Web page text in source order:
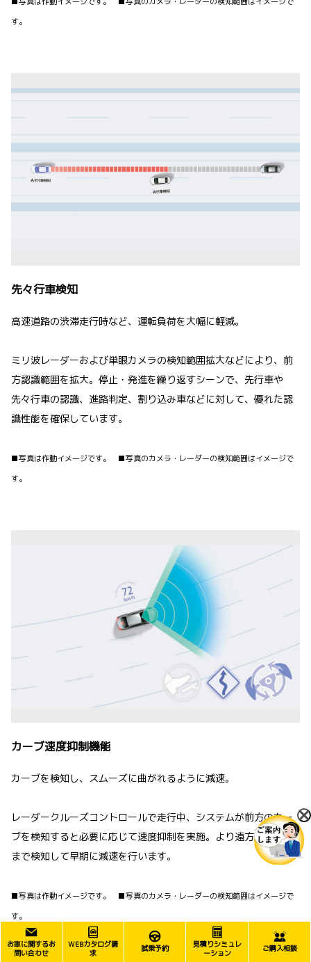
す。
先々行車検知
高速道路の渋滞走行時など、運転負荷を大幅に軽減。
ミリ波レーダーおよび単眼カメラの検知範囲拡大などにより、前
方認識範囲を拡大。停止・発進を繰り返すシーンで、先行車や
先々行車の認識、進路判定、割り込み車などに対して、優れた認
識性能を確保しています。
■写真は作動イメージです。 ■写真のカメラ・レーダーの検知範囲はイメージで
す。
カーブ速度抑制機能
カーブを検知し、スムーズに曲がれるように減速。
レーダークルーズコントロールで走行中、システムが前方のカー
ブを検知すると必要に応じて速度抑制を実施。より遠方のカーブ
まで検知して早期に減速を行います。
■写真は作動イメージです。 ■写真のカメラ・レーダーの検知範囲はイメージで
す。
お車に関するお
問い合わせ
WEBカタログ請
求
試乗予約
見積りシミュレ
ーション
ご購入相談